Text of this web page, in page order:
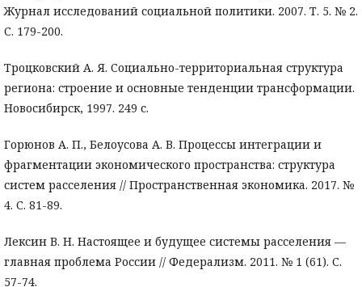
Журнал исследований социальной политики. 2007. Т. 5. № 2.
С. 179-200.
Троцковский А. Я. Социально-территориальная структура
региона: строение и основные тенденции трансформации.
Новосибирск, 1997. 249 с.
Горюнов А. П., Белоусова А. В. Процессы интеграции и
фрагментации экономического пространства: структура
систем расселения // Пространственная экономика. 2017. №
4. С. 81-89.
Лексин В. Н. Настоящее и будущее системы расселения —
главная проблема России // Федерализм. 2011. № 1 (61). С.
57-74.